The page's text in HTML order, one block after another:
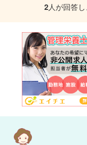
2人が回答し、